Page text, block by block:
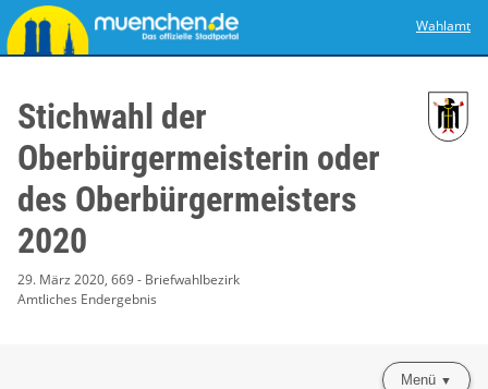
Wahlamt
Stichwahl der
Oberbürgermeisterin oder
des Oberbürgermeisters
2020
29. März 2020, 669 - Briefwahlbezirk
Amtliches Endergebnis
Menü